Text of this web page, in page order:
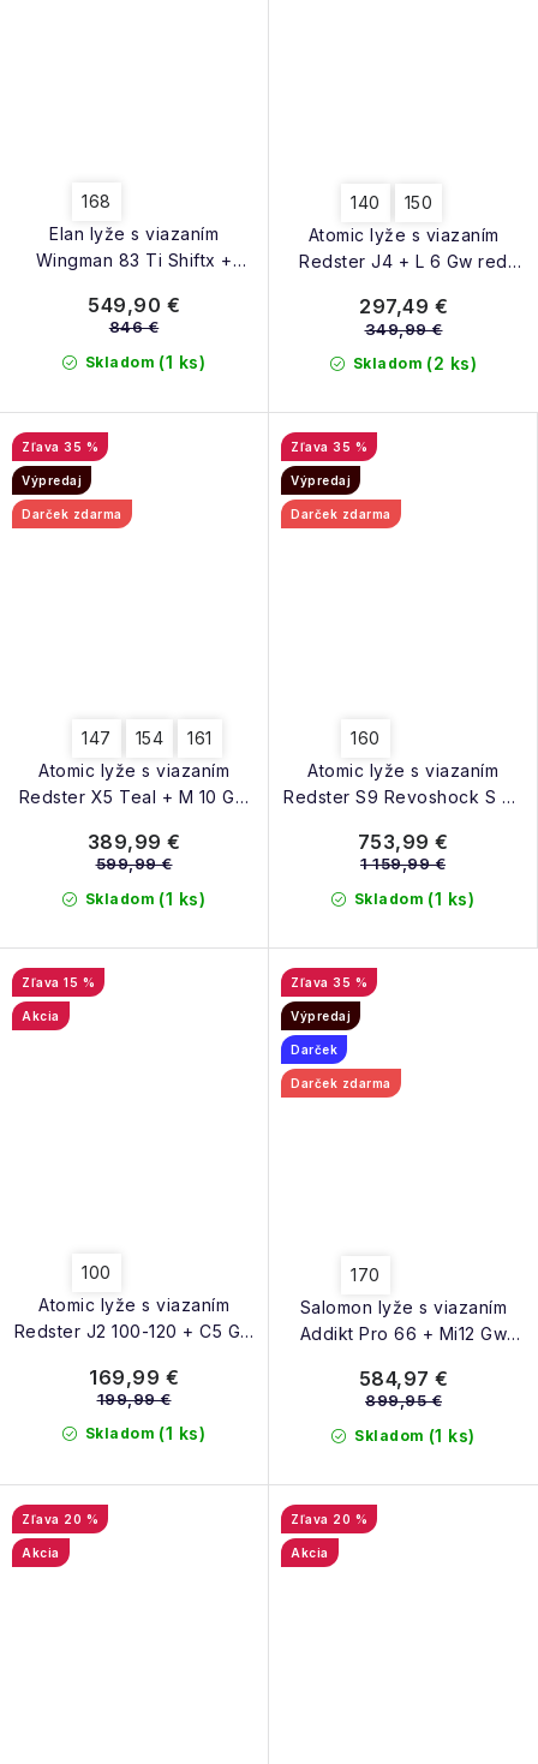
Elan lyže s viazaním
Wingman 83 Ti Shiftx +
168
Skladom (1 ks)
549,90 €
846 €
Atomic lyže s viazaním
Redster J4 + L 6 Gw red
140 150
Skladom (2 ks)
297,49 €
349,99 €
Atomic lyže s viazaním
Redster X5 Teal + M 10 Gw
35 %
Výpredaj
Darček zdarma
147 154 161
Skladom (1 ks)
389,99 €
599,99 €
Atomic lyže s viazaním
Redster S9 Revoshock S + I
35 %
Výpredaj
Darček zdarma
160
Skladom (1 ks)
753,99 €
1 159,99 €
Atomic lyže s viazaním
Redster J2 100-120 + C5 Gw
15 %
Akcia
100
Skladom (1 ks)
169,99 €
199,99 €
Salomon lyže s viazaním
Addikt Pro 66 + Mi12 Gw
35 %
Výpredaj
Darček
Darček zdarma
170
Skladom (1 ks)
584,97 €
899,95 €
20 %
Akcia
20 %
Akcia